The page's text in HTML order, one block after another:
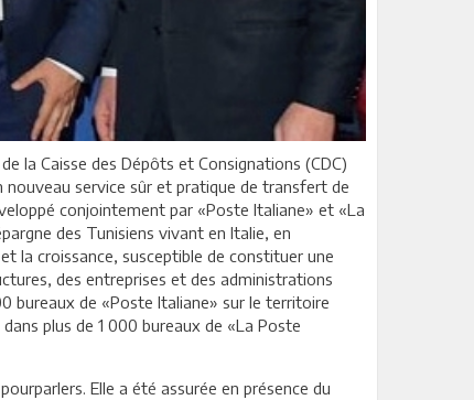
la Caisse des Dépôts et Consignations (CDC)
service sûr et pratique de transfert de
conjointement par «Poste Italiane» et «La
des Tunisiens vivant en Italie, en
la croissance, susceptible de constituer une
des entreprises et des administrations
bureaux de «Poste Italiane» sur le territoire
plus de 1 000 bureaux de «La Poste
Elle a été assurée en présence du